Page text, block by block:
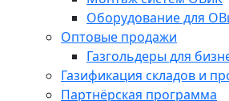
Оборудование для
Оптовые продажи
Газгольдеры для
Газификация складов и
Партнёрская программа